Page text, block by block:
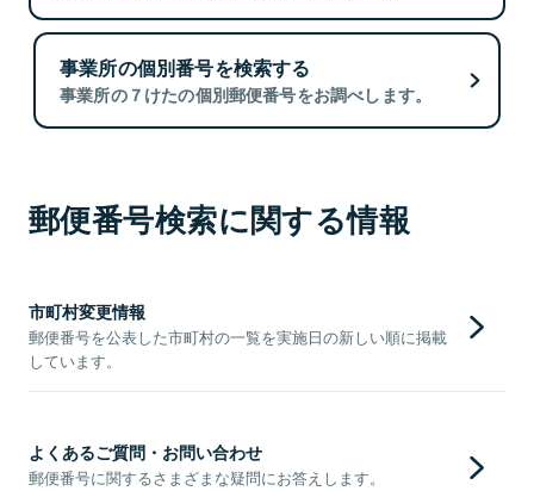
事業所の個別番号を検索する
事業所の７けたの個別郵便番号をお調べします。
郵便番号検索に関する情報
市町村変更情報
郵便番号を公表した市町村の一覧を実施日の新しい順に掲載
しています。
よくあるご質問・お問い合わせ
郵便番号に関するさまざまな疑問にお答えします。